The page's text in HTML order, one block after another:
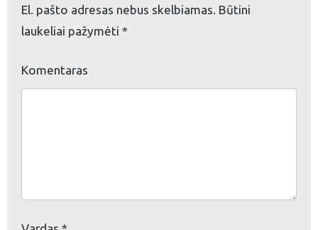
El. pašto adresas nebus skelbiamas. Būtini
laukeliai pažymėti *
Komentaras